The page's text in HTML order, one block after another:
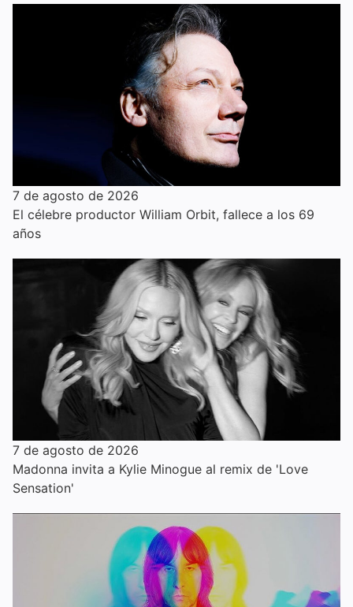
7 de agosto de 2026
El célebre productor William Orbit, fallece a los 69
años
7 de agosto de 2026
Madonna invita a Kylie Minogue al remix de 'Love
Sensation'